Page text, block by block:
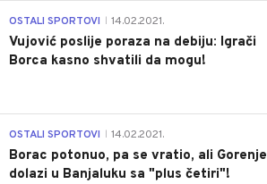
OSTALI SPORTOVI 14.02.2021.
Vujović poslije poraza na debiju: Igrači
Borca kasno shvatili da mogu!
OSTALI SPORTOVI 14.02.2021.
Borac potonuo, pa se vratio, ali Gorenje
dolazi u Banjaluku sa "plus četiri"!